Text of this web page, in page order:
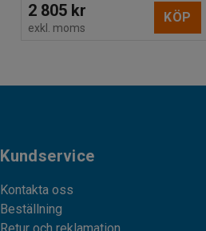
2 805 kr
exkl. moms
KÖP
Kundservice
Kontakta oss
Beställning